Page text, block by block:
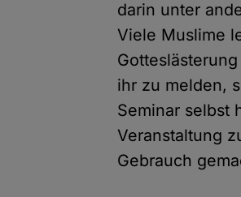
darin unter
Viele Muslime
ihr zu melden,
Seminar selbst
Veranstaltung
Gebrauch